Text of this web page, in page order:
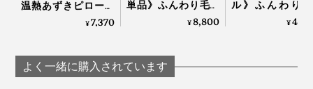
プロカメラマンやカメラ好きにはよく知られています
温熱あずきピロー付
き「ボアマフラー」
¥7,370
単品》ふんわり毛足
2cmのメリノウール
ションカバー」｜
LOOM & SPOOL ル
¥8,800
ル》ふんわり
1.7cmのメリノ
¥
よく一緒に購入されています